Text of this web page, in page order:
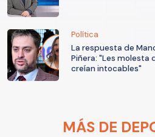
Política
La respuesta de
Piñera: "Les molesta
creían intocables"
MÁS DE